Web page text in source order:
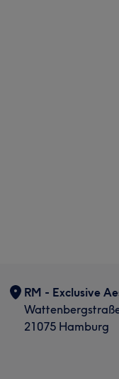
RM - Exclusive
21075 Hamburg